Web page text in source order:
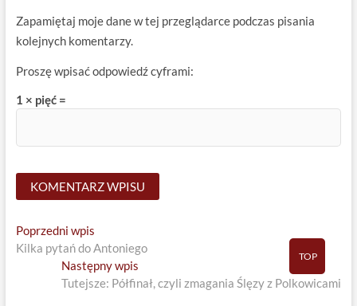
Zapamiętaj moje dane w tej przeglądarce podczas pisania
kolejnych komentarzy.
Proszę wpisać odpowiedź cyframi:
1 × pięć =
Nawigacja
wpisu
Poprzedni wpisPrevious
post:
Kilka pytań do Antoniego
Następny wpis
post:
Tutejsze: Półfinał, czyli zmagania Ślęzy z Polkowicami
TOP